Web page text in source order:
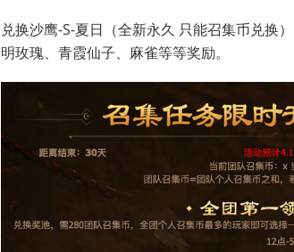
兑换沙鹰-S-夏日（全新永久 只能召集币兑换
明玫瑰、青霞仙子、麻雀等等奖励。